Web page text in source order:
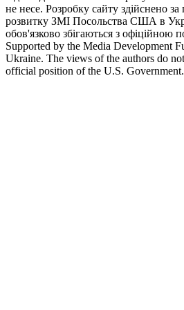
не несе. Розробку сайту здійснено
розвитку ЗМІ Посольства США в
обов'язково збігаються з
Supported by the Media Development
Ukraine. The views of the authors do
official position of the U.S.